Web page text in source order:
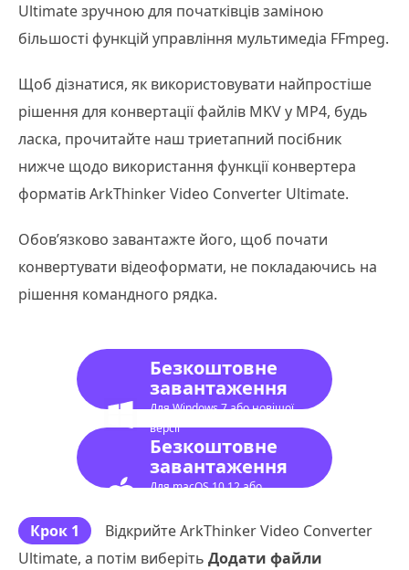
Ultimate зручною для початківців заміною
більшості функцій управління мультимедіа FFmpeg.
Щоб дізнатися, як використовувати найпростіше
рішення для конвертації файлів MKV у MP4, будь
ласка, прочитайте наш триетапний посібник
нижче щодо використання функції конвертера
форматів ArkThinker Video Converter Ultimate.
Обов’язково завантажте його, щоб почати
конвертувати відеоформати, не покладаючись на
рішення командного рядка.
Безкоштовне
завантаження
Для Windows 7 або новішої
версії
Безкоштовне
завантаження
Для macOS 10.12 або
Крок 1
Відкрийте ArkThinker Video Converter
Ultimate, а потім виберіть Додати файли